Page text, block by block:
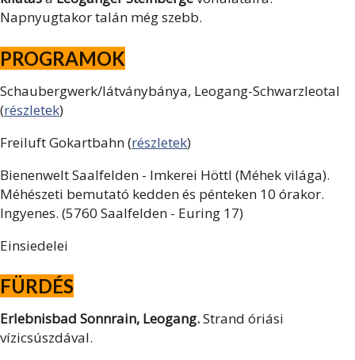
Napnyugtakor talán még szebb.
PROGRAMOK
Schaubergwerk/látványbánya, Leogang-Schwarzleotal
(részletek)
Freiluft Gokartbahn (részletek)
Bienenwelt Saalfelden - Imkerei Höttl (Méhek világa).
Méhészeti bemutató kedden és pénteken 10 órakor.
Ingyenes. (5760 Saalfelden - Euring 17)
Einsiedelei
FÜRDÉS
Erlebnisbad Sonnrain, Leogang.Strand óriási
vízicsúszdával.